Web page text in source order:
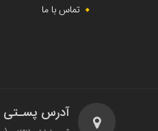
تماس با ما
آدرس پسـتی